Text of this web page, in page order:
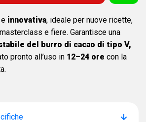
innovativa, ideale per nuove ricette,
e fiere. Garantisce una
del burro di cacao di tipo V,
pronto all’uso in 12–24 ore con la